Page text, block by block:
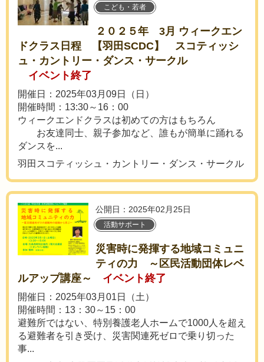
こども・若者
２０２５年 3月 ウィークエン
ドクラス日程 【羽田SCDC】 スコティッシ
ュ・カントリー・ダンス・サークル
イベント終了
開催日：2025年03月09日（日）
開催時間：13:30～16：00
ウィークエンドクラスは初めての方はもちろん
お友達同士、親子参加など、誰もが簡単に踊れる
ダンスを...
羽田スコティッシュ・カントリー・ダンス・サークル
公開日：2025年02月25日
活動サポート
災害時に発揮する地域コミュニ
ティの力 ～区民活動団体レベ
ルアップ講座～
イベント終了
開催日：2025年03月01日（土）
開催時間：13：30～15：00
避難所ではない、特別養護老人ホームで1000人を超え
る避難者を引き受け、災害関連死ゼロで乗り切った
事...